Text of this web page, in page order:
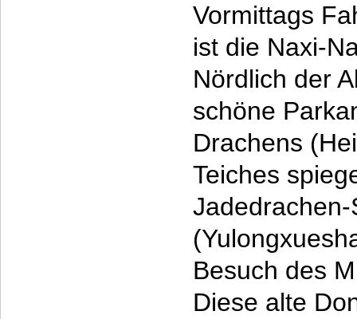
Vormittags
ist die Naxi-
Nördlich der
schöne
Drachens
Teiches
Besuch des
Diese alte